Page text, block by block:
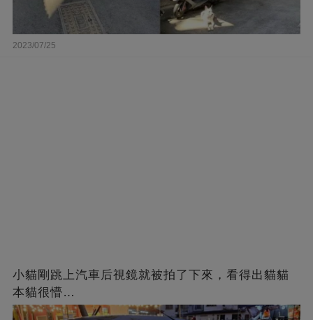
2023/07/25
小貓剛跳上汽車后視鏡就被拍了下來，看得出貓貓
本貓很懵…